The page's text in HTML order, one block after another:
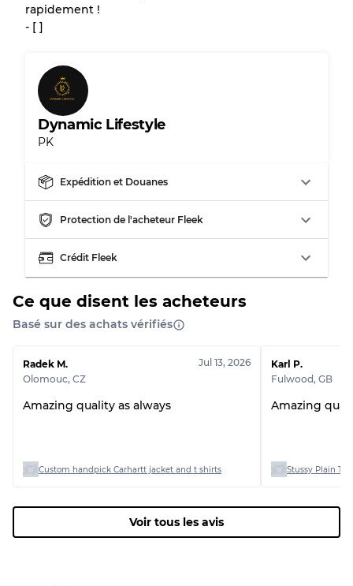
rapidement !
- [ ]
Dynamic Lifestyle
PK
Expédition et Douanes
Protection de l'acheteur Fleek
Crédit Fleek
Ce que disent les acheteurs
Basé sur des achats vérifiés
Radek M.
Olomouc, CZ
Jul 13, 2026
Amazing quality as always
Custom handpick Carhartt jacket and t shirts
Karl P.
Fulwood, GB
Amazing
Stussy Plain T-
Voir tous les avis